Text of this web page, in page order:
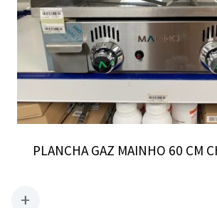
PLANCHA GAZ MAINHO 60 CM